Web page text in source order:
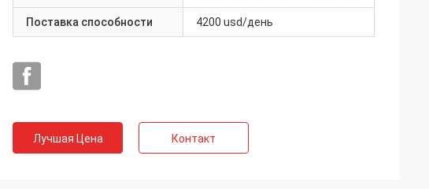
Поставка способности 4200 usd/день
Лучшая Цена Контакт